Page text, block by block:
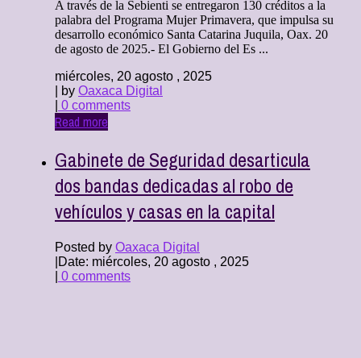
A través de la Sebienti se entregaron 130 créditos a la
palabra del Programa Mujer Primavera, que impulsa su
desarrollo económico Santa Catarina Juquila, Oax. 20
de agosto de 2025.- El Gobierno del Es ...
miércoles, 20 agosto , 2025
| by Oaxaca Digital
0 comments
Read more
Gabinete de Seguridad desarticula
dos bandas dedicadas al robo de
vehículos y casas en la capital
Posted by Oaxaca Digital
Date: miércoles, 20 agosto , 2025
0 comments